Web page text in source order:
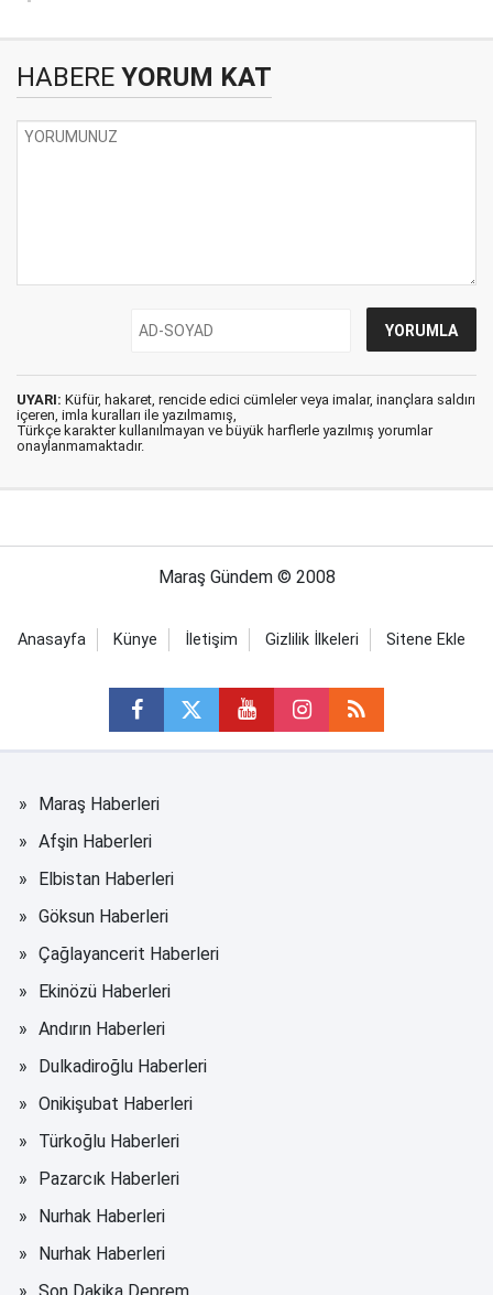
HABERE YORUM KAT
UYARI: Küfür, hakaret, rencide edici cümleler veya imalar, inançlara saldırı
içeren, imla kuralları ile yazılmamış,
Türkçe karakter kullanılmayan ve büyük harflerle yazılmış yorumlar
onaylanmamaktadır.
Maraş Gündem © 2008
Anasayfa Künye İletişim Gizlilik İlkeleri Sitene Ekle
Maraş Haberleri
Afşin Haberleri
Elbistan Haberleri
Göksun Haberleri
Çağlayancerit Haberleri
Ekinözü Haberleri
Andırın Haberleri
Dulkadiroğlu Haberleri
Onikişubat Haberleri
Türkoğlu Haberleri
Pazarcık Haberleri
Nurhak Haberleri
Nurhak Haberleri